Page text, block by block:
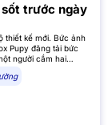
sốt trước ngày
thiết kế mới. Bức ảnh
Pupy đăng tải bức
người cầm hai